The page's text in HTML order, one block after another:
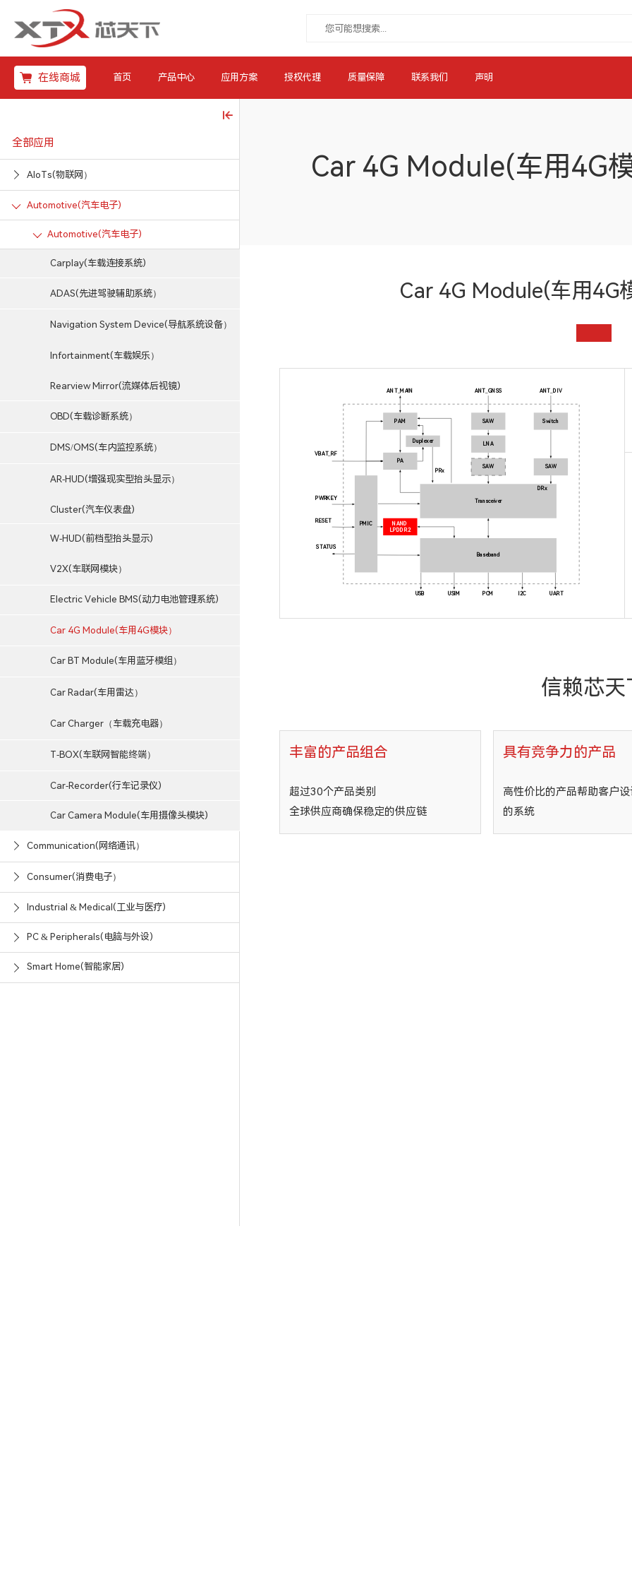
在线商城 首页 产品中心 应用方案 授权代理 质量保障 联系我们 声明
全部应用
AIoTs(物联网）
Automotive(汽车电子)
Automotive(汽车电子)
Carplay(车载连接系统)
ADAS(先进驾驶辅助系统）
Navigation System Device(导航系统设备）
Infortainment(车载娱乐）
Rearview Mirror(流媒体后视镜)
OBD(车载诊断系统）
DMS/OMS(车内监控系统）
AR-HUD(增强现实型抬头显示）
Cluster(汽车仪表盘)
W-HUD(前档型抬头显示)
V2X(车联网模块）
Electric Vehicle BMS(动力电池管理系统)
Car 4G Module(车用4G模块）
Car BT Module(车用蓝牙模组）
Car Radar(车用雷达）
Car Charger（车载充电器）
T-BOX(车联网智能终端）
Car-Recorder(行车记录仪)
Car Camera Module(车用摄像头模块)
Communication(网络通讯）
Consumer(消费电子）
Industrial & Medical(工业与医疗)
PC & Peripherals(电脑与外设)
Smart Home(智能家居)
Car 4G Module(车用4G模
Car 4G Module(车用4G
Baseband
Transceiver
PMIC NAND
LPDDR2
PA
SAW
SAW
LNA
SAW Switch
PAM
Duplexer
DRx
PRx
ANT_MAIN ANT_GNSS ANT_DIV
USB USIM PCM I2C UART
PWRKEY
RESET
STATUS
VBAT_RF
信赖芯天
丰富的产品组合
超过30个产品类别
全球供应商确保稳定的供应链
具有竞争力的产品
高性价比的产品帮助客户
的系统